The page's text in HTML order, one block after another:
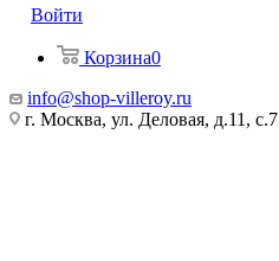
Войти
Корзина0
info@shop-villeroy.ru
г. Москва, ул. Деловая, д.11, с.7